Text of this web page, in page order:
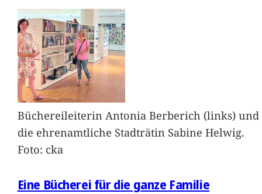
Büchereileiterin Antonia Berberich (links) und
die ehrenamtliche Stadträtin Sabine Helwig.
Foto: cka
Eine Bücherei für die ganze Familie